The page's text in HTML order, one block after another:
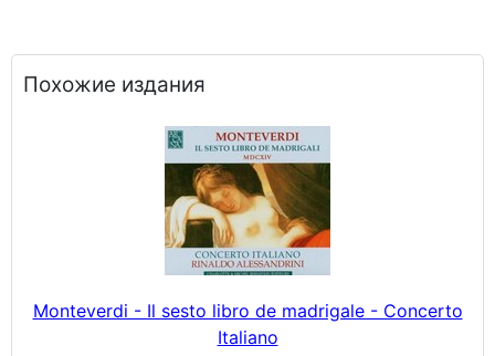
Похожие издания
Monteverdi - Il sesto libro de madrigale - Concerto
Italiano